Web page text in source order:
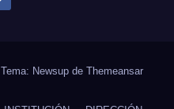
Tema: Newsup de Themeansar